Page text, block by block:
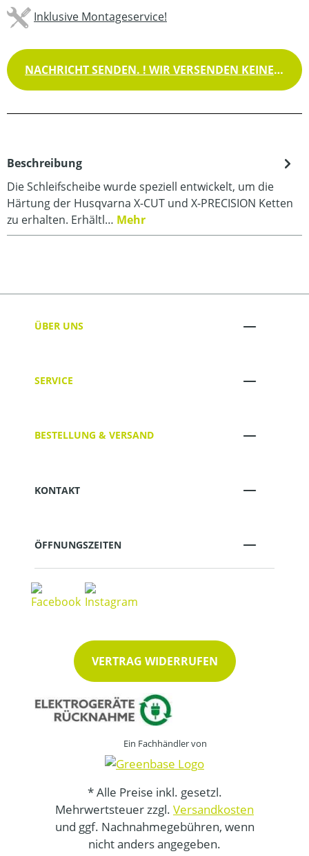
Inklusive Montageservice!
NACHRICHT SENDEN. ! WIR VERSENDEN KEINE WAREN !
Beschreibung
Die Schleifscheibe wurde speziell entwickelt, um die
Härtung der Husqvarna X-CUT und X-PRECISION Ketten
zu erhalten. Erhältl… Mehr
ÜBER UNS
SERVICE
BESTELLUNG & VERSAND
KONTAKT
ÖFFNUNGSZEITEN
VERTRAG WIDERRUFEN
Ein Fachhändler von
* Alle Preise inkl. gesetzl.
Mehrwertsteuer zzgl. Versandkosten
und ggf. Nachnahmegebühren, wenn
nicht anders angegeben.